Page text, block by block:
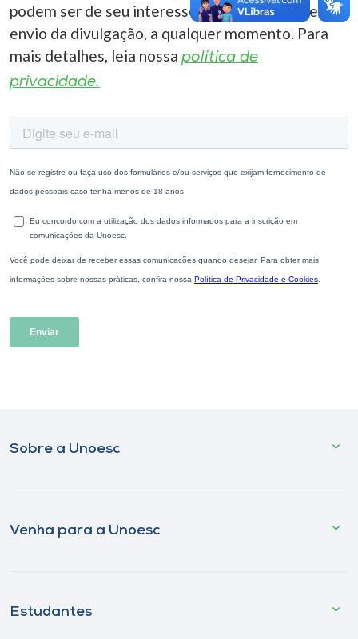
podem ser de seu interesse. Você pode cancelar o
envio da divulgação, a qualquer momento. Para
mais detalhes, leia nossa política de
privacidade.
Sobre a Unoesc
Venha para a Unoesc
Estudantes